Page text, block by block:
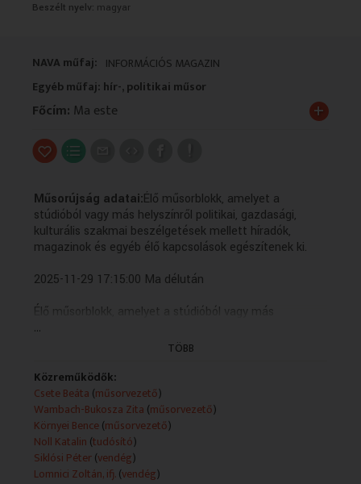
Beszélt nyelv: magyar
NAVA műfaj: INFORMÁCIÓS MAGAZIN
Egyéb műfaj: hír-, politikai műsor
Főcím: Ma este +
Műsorújság adatai:Élő műsorblokk, amelyet a
stúdióból vagy más helyszínről politikai, gazdasági,
kulturális szakmai beszélgetések mellett híradók,
magazinok és egyéb élő kapcsolások egészítenek ki.
2025-11-29 17:15:00 Ma délután
Élő műsorblokk, amelyet a stúdióból vagy más
helyszínről politikai, gazdasági, kulturális szakmai
beszélgetések mellett híradók, magazinok és egyéb élő
2025-11-29 17:45:00 Agenda
Hírek, aktualitások a kultúra, a tudomány és az oktatás
területéről minden nap az M5 műsorán!
2025-11-29 18:00:00 HÍRADÓ
...
TÖBB
Közreműködők:
Csete Beáta (műsorvezető)
Wambach-Bukosza Zita (műsorvezető)
Környei Bence(műsorvezető)
Noll Katalin (tudósító)
Siklósi Péter(vendég)
Lomnici Zoltán, ifj.(vendég)